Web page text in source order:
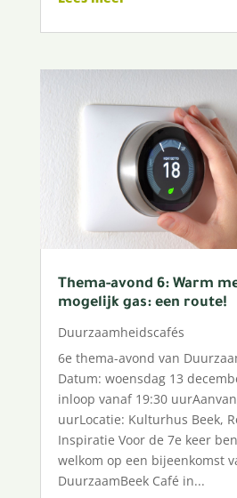
Thema-avond 6: Warm
mogelijk gas: een route!
Duurzaamheidscafés
6e thema-avond van
Datum: woensdag 13
inloop vanaf 19:30
uurLocatie: Kulturhus Beek,
Inspiratie Voor de 7e keer
welkom op een bijeenkomst
DuurzaamBeek Café in...